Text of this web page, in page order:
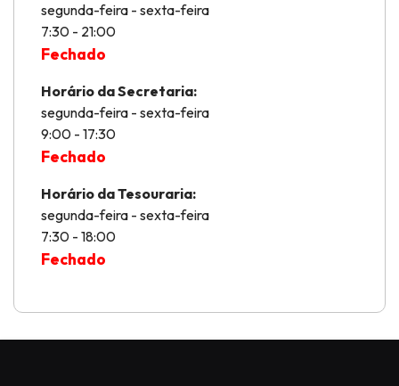
segunda-feira - sexta-feira
7:30 - 21:00
Fechado
Horário da Secretaria:
segunda-feira - sexta-feira
9:00 - 17:30
Fechado
Horário da Tesouraria:
segunda-feira - sexta-feira
7:30 - 18:00
Fechado